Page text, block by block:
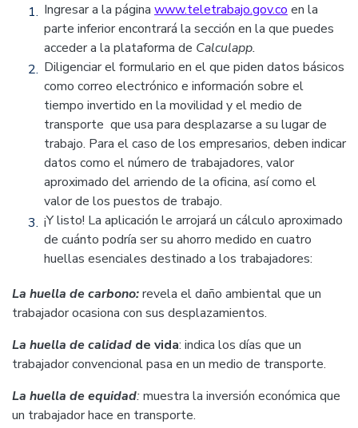
Ingresar a la página www.teletrabajo.gov.co en la
parte inferior encontrará la sección en la que puedes
acceder a la plataforma de Calculapp.
Diligenciar el formulario en el que piden datos básicos
como correo electrónico e información sobre el
tiempo invertido en la movilidad y el medio de
transporte que usa para desplazarse a su lugar de
trabajo. Para el caso de los empresarios, deben indicar
datos como el número de trabajadores, valor
aproximado del arriendo de la oficina, así como el
valor de los puestos de trabajo.
¡Y listo! La aplicación le arrojará un cálculo aproximado
de cuánto podría ser su ahorro medido en cuatro
huellas esenciales destinado a los trabajadores:
La huella de carbono:revela el daño ambiental que un
trabajador ocasiona con sus desplazamientos.
La huella de calidad de vida: indica los días que un
trabajador convencional pasa en un medio de transporte.
La huella de equidad:muestra la inversión económica que
un trabajador hace en transporte.